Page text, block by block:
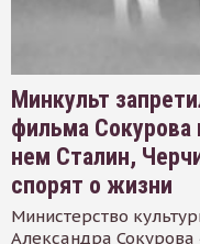
Минкульт
фильма Сокурова
нем Сталин,
спорят о жизни
Министерство
Александра